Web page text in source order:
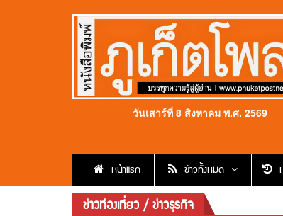
วันเสาร์ที่ 8 สิงหาคม พ.ศ. 2569
หน้าแรก ข่าวทั้งหมด
ข่าวท่องเที่ยว / ข่าวธุรกิจ